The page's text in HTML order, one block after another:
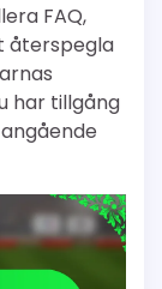
FAQ,
återspegla
har tillgång